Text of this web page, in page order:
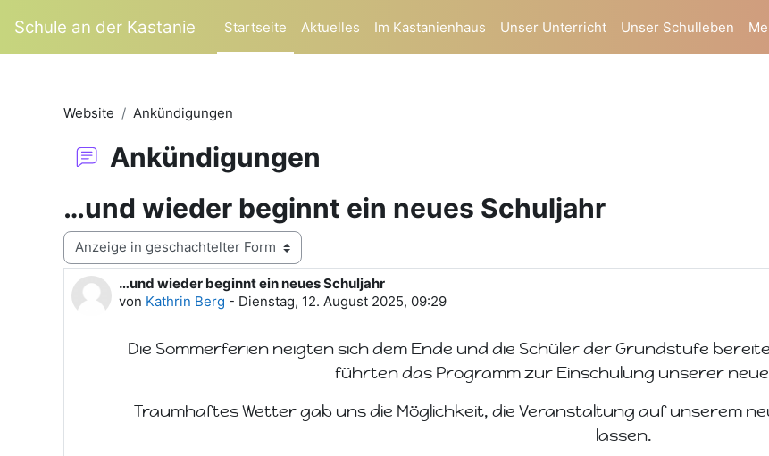
Schule an der Kastanie Startseite Aktuelles Im Kastanienhaus Unser Unterricht Unser Schulleben
Website Ankündigungen
Ankündigungen
…und wieder beginnt ein neues Schuljahr
Anzeigemodus
…und wieder beginnt ein neues Schuljahr
von Kathrin Berg - Dienstag, 12. August 2025, 09:29
Anzahl Antworten: 0
Die Sommerferien neigten sich dem Ende und die Schüler der Grundstufe
führten das Programm zur Einschulung unserer
Traumhaftes Wetter gab uns die Möglichkeit, die Veranstaltung auf unserem
lassen.